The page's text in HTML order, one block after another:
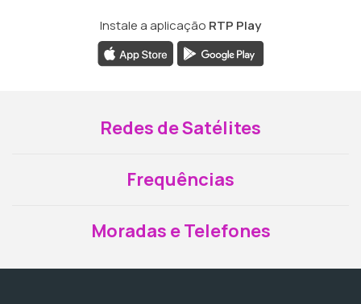
Instale a aplicação RTP Play
Redes de Satélites
Frequências
Moradas e Telefones